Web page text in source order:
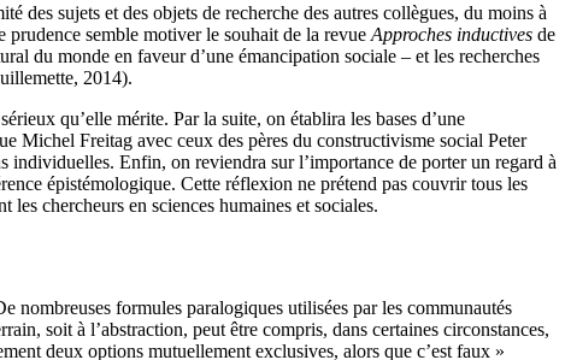
des sujets et des objets de recherche des autres collègues, du moins à
prudence semble motiver le souhait de la revue Approches inductives de
du monde en faveur d’une émancipation sociale – et les recherches
2014).
qu’elle mérite. Par la suite, on établira les bases d’une
Michel Freitag avec ceux des pères du constructivisme social Peter
individuelles. Enfin, on reviendra sur l’importance de porter un regard à
épistémologique. Cette réflexion ne prétend pas couvrir tous les
les chercheurs en sciences humaines et sociales.
formules paralogiques utilisées par les communautés
soit à l’abstraction, peut être compris, dans certaines circonstances,
deux options mutuellement exclusives, alors que c’est faux »